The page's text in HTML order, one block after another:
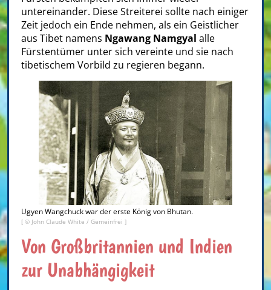
untereinander. Diese Streiterei sollte nach einiger
Zeit jedoch ein Ende nehmen, als ein Geistlicher
aus Tibet namens Ngawang Namgyal alle
Fürstentümer unter sich vereinte und sie nach
tibetischem Vorbild zu regieren begann.
Ugyen Wangchuck war der erste König von Bhutan.
[ © John Claude White / Gemeinfrei ]
Von Großbritannien und Indien
zur Unabhängigkeit